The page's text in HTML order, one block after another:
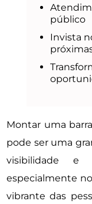
público
Invista
Montar uma
pode ser uma
visibilidade
especialmente
vibrante das